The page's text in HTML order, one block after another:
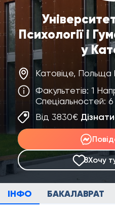
Психології і
у
Катовіце, Польща
Факультетів: 1
Спеціальностей: 6
Від 3830€
8Хочу
ІНФО БАКАЛАВРАТ